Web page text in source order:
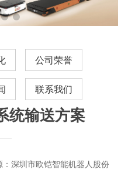
公司荣誉
联系我们
统输送方案
：深圳市欧铠智能机器人股份